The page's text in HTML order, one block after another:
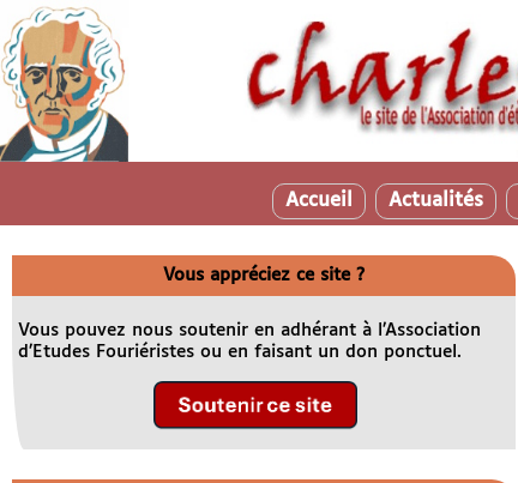
Accueil Actualités
Vous appréciez ce site ?
Vous pouvez nous soutenir en adhérant à l’Association
d’Etudes Fouriéristes ou en faisant un don ponctuel.